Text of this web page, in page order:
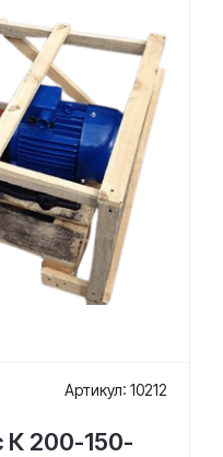
Артикул: 10212
К 200-150-